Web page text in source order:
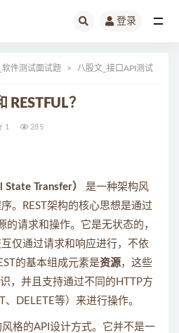
登录
软件测试面试题 八股文_接口API测试
RESTFUL？
1 285
State Transfer）
是一种架构风
。REST架构的核心思想是通过
的请求和操作。它是无状态的，
仅通过请求和响应进行，不依
的基本组成元素是资源，这些
，并且支持通过不同的HTTP方
DELETE等）来进行操作。
风格的API设计方式。它并不是一